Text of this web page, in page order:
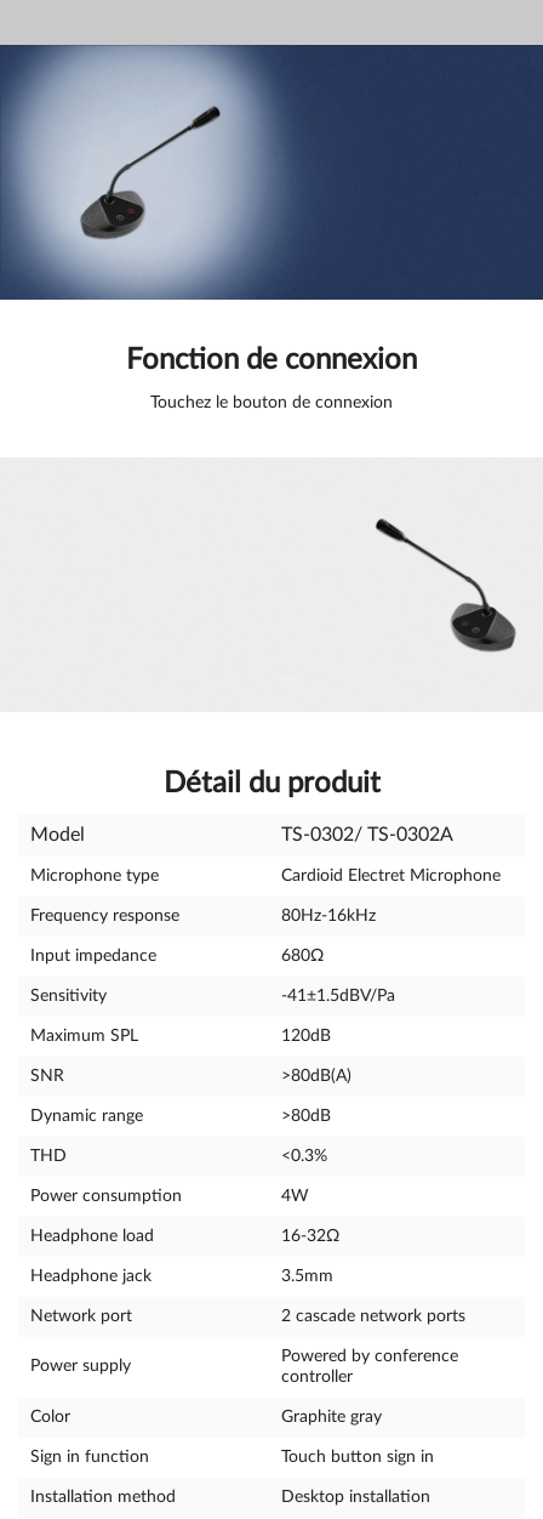
Fonction de connexion
Touchez le bouton de connexion
Détail du produit
Model TS-0302/ TS-0302A
Microphone type Cardioid Electret Microphone
Frequency response 80Hz-16kHz
Input impedance 680Ω
Sensitivity -41±1.5dBV/Pa
Maximum SPL 120dB
SNR >80dB(A)
Dynamic range >80dB
THD <0.3%
Power consumption 4W
Headphone load 16-32Ω
Headphone jack 3.5mm
Network port 2 cascade network ports
Power supply
Powered by conference
controller
Color Graphite gray
Sign in function Touch button sign in
Installation method Desktop installation